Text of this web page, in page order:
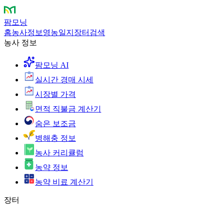
팜모닝
홈농사정보 영농일지 장터 검색
농사 정보
팜모닝 AI
실시간 경매 시세
시장별 가격
면적 직불금 계산기
숨은 보조금
병해충 정보
농사 커리큘럼
농약 정보
농약 비료 계산기
장터